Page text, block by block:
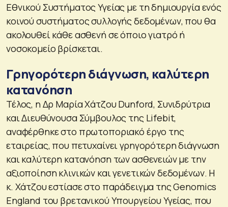
Εθνικού Συστήματος Υγείας με τη δημιουργία ενός
κοινού συστήματος συλλογής δεδομένων, που θα
ακολουθεί κάθε ασθενή σε όποιο γιατρό ή
νοσοκομείο βρίσκεται.
Γρηγορότερη διάγνωση, καλύτερη
κατανόηση
Τέλος, η Δρ Μαρία Χάτζου Dunford, Συνιδρύτρια
και Διευθύνουσα Σύμβουλος της Lifebit,
αναφέρθηκε στο πρωτοποριακό έργο της
εταιρείας, που πετυχαίνει γρηγορότερη διάγνωση
και καλύτερη κατανόηση των ασθενειών με την
αξιοποίηση κλινικών και γενετικών δεδομένων. Η
κ. Χάτζου εστίασε στο παράδειγμα της Genomics
England του βρετανικού Υπουργείου Υγείας, που